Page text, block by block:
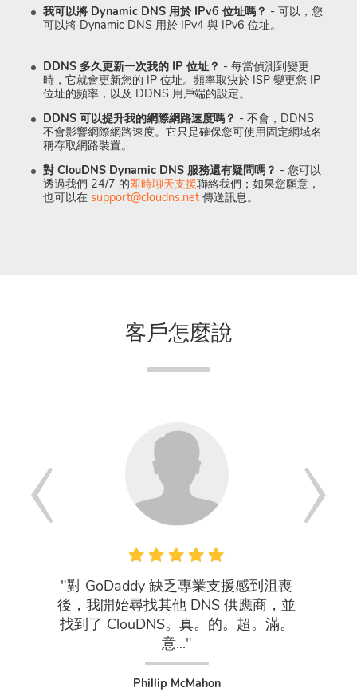
我可以將 Dynamic DNS 用於 IPv6 位址嗎？ - 可以，您
可以將 Dynamic DNS 用於 IPv4 與 IPv6 位址。
DDNS 多久更新一次我的 IP 位址？ - 每當偵測到變更
時，它就會更新您的 IP 位址。頻率取決於 ISP 變更您 IP
位址的頻率，以及 DDNS 用戶端的設定。
DDNS 可以提升我的網際網路速度嗎？ - 不會，DDNS
不會影響網際網路速度。它只是確保您可使用固定網域名
稱存取網路裝置。
對 ClouDNS Dynamic DNS 服務還有疑問嗎？ - 您可以
透過我們 24/7 的即時聊天支援聯絡我們；如果您願意，
也可以在 support@cloudns.net 傳送訊息。
客戶怎麼說
"對 GoDaddy 缺乏專業支援感到沮喪
後，我開始尋找其他 DNS 供應商，並
找到了 ClouDNS。真。的。超。滿。
意..."
Phillip McMahon